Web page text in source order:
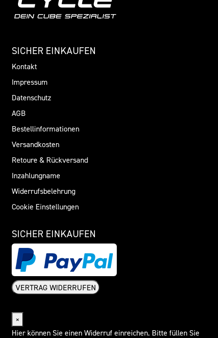
SICHER EINKAUFEN
Kontakt
Impressum
Datenschutz
AGB
Bestellinformationen
Versandkosten
Retoure & Rückversand
Inzahlungname
Widerrufsbelehrung
Cookie Einstellungen
SICHER EINKAUFEN
VERTRAG WIDERRUFEN
×
Hier können Sie einen Widerruf einreichen. Bitte füllen Sie